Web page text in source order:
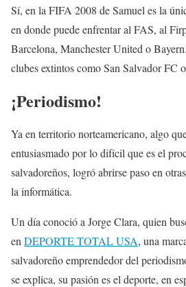
Sí, en la FIFA 2008 de Samuel es la
en donde puede enfrentar al FAS, al
Barcelona, Manchester United o
clubes extintos como San Salvador FC
¡Periodismo!
Ya en territorio norteamericano, algo
entusiasmado por lo difícil que es el
salvadoreños, logró abrirse paso en
la informática.
Un día conoció a Jorge Clara, quien
en DEPORTE TOTAL USA, una
salvadoreño emprendedor del
se explica, su pasión es el deporte, en